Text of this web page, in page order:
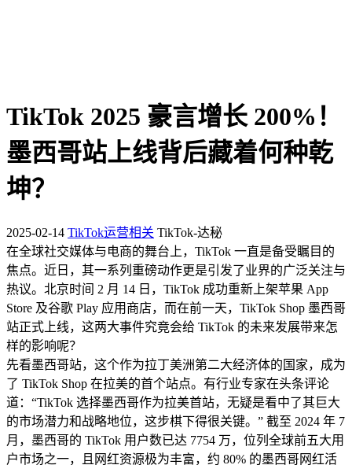
TikTok 2025 豪言增长 200%！
墨西哥站上线背后藏着何种乾
坤？
2025-02-14 TikTok运营相关 TikTok-达秘
在全球社交媒体与电商的舞台上，TikTok 一直是备受瞩目的
焦点。近日，其一系列重磅动作更是引发了业界的广泛关注与
热议。北京时间 2 月 14 日，TikTok 成功重新上架苹果 App
Store 及谷歌 Play 应用商店，而在前一天，TikTok Shop 墨西哥
站正式上线，这两大事件究竟会给 TikTok 的未来发展带来怎
样的影响呢？
先看墨西哥站，这个作为拉丁美洲第二大经济体的国家，成为
了 TikTok Shop 在拉美的首个站点。有行业专家在头条评论
道：“TikTok 选择墨西哥作为拉美首站，无疑是看中了其巨大
的市场潜力和战略地位，这步棋下得很关键。” 截至 2024 年 7
月，墨西哥的 TikTok 用户数已达 7754 万，位列全球前五大用
户市场之一，且网红资源极为丰富，约 80% 的墨西哥网红活